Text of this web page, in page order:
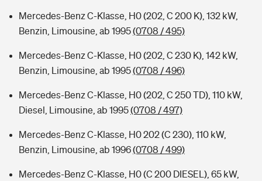
Mercedes-Benz C-Klasse, H0 (202, C 200 K), 132 kW,
Benzin, Limousine, ab 1995(0708 / 495)
Mercedes-Benz C-Klasse, H0 (202, C 230 K), 142 kW,
Benzin, Limousine, ab 1995(0708 / 496)
Mercedes-Benz C-Klasse, H0 (202, C 250 TD), 110 kW,
Diesel, Limousine, ab 1995(0708 / 497)
Mercedes-Benz C-Klasse, H0 202 (C 230), 110 kW,
Benzin, Limousine, ab 1996(0708 / 499)
Mercedes-Benz C-Klasse, H0 (C 200 DIESEL), 65 kW,